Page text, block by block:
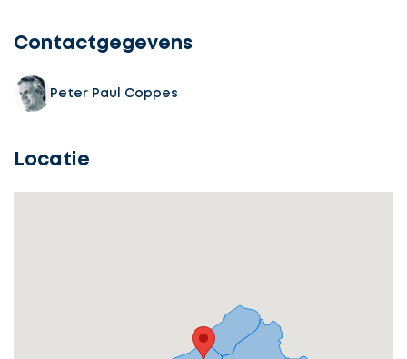
Contactgegevens
Peter Paul Coppes
Locatie